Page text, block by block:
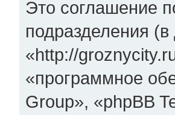
Это соглашение
подразделения
«http://
«программное
Group», «phpBB